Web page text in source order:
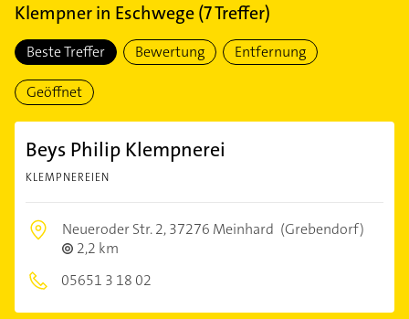
Klempnerin Eschwege(7Treffer)
Beste Treffer Bewertung Entfernung
Geöffnet
Beys Philip Klempnerei
KLEMPNEREIEN
Neueroder Str. 2,37276 Meinhard (Grebendorf)
2,2 km
05651 3 18 02